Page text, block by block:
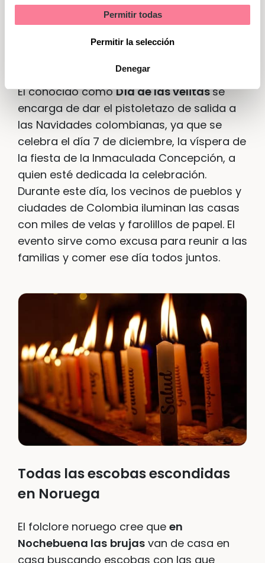
Permitir todas
Permitir la selección
Denegar
convirtiéndose en una tradición que sigue
manteniendo a día de hoy en el país nipón.
El conocido comoDía de las velitasse
encarga de dar el pistoletazo de salida a
las Navidades colombianas, ya que se
celebra el día 7 de diciembre, la víspera de
la fiesta de la Inmaculada Concepción, a
quien esté dedicada la celebración.
Durante este día, los vecinos de pueblos y
ciudades de Colombia iluminan las casas
con miles de velas y farolillos de papel. El
evento sirve como excusa para reunir a las
familias y comer ese día todos juntos.
Todas las escobas escondidas
en Noruega
El folclore noruego cree que en
Nochebuena las brujas van de casa en
casa buscando escobas con las que